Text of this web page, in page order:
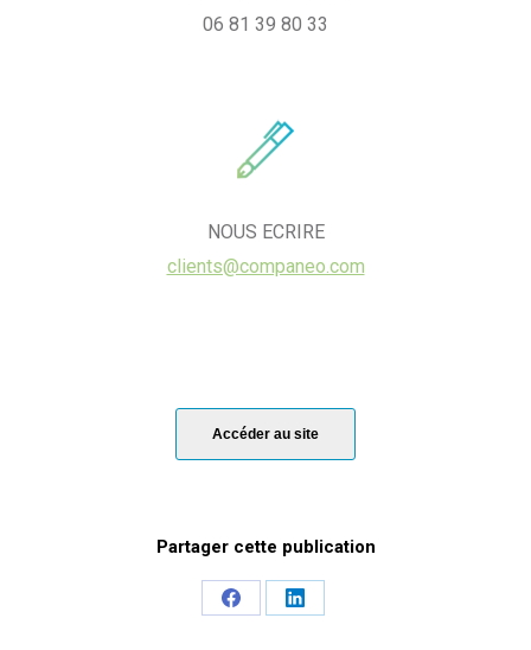
06 81 39 80 33
NOUS ECRIRE
clients@companeo.com
Accéder au site
Share
Share